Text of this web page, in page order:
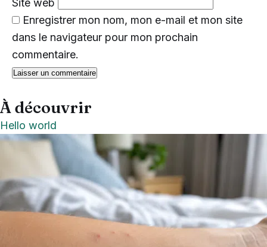
Enregistrer mon nom, mon e-mail et mon site
dans le navigateur pour mon prochain
commentaire.
À découvrir
Hello world